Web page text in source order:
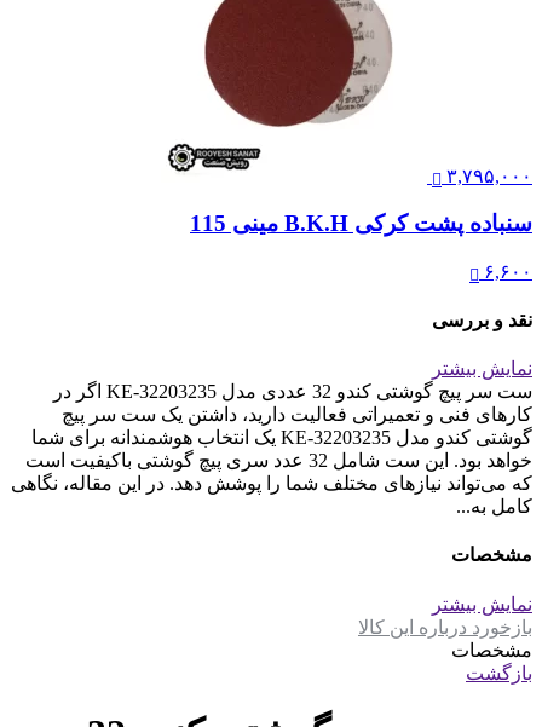
۳,۷۹۵,۰۰۰
سنباده پشت کرکی B.K.H مینی 115
۶,۶۰۰
نقد و بررسی
نمایش بیشتر
ست سر پیچ گوشتی کندو 32 عددی مدل KE-32203235 اگر در
کارهای فنی و تعمیراتی فعالیت دارید، داشتن یک ست سر پیچ
گوشتی کندو مدل KE-32203235 یک انتخاب هوشمندانه برای شما
خواهد بود. این ست شامل 32 عدد سری پیچ گوشتی باکیفیت است
که می‌تواند نیازهای مختلف شما را پوشش دهد. در این مقاله، نگاهی
کامل به...
مشخصات
نمایش بیشتر
بازخورد درباره این کالا
مشخصات
بازگشت